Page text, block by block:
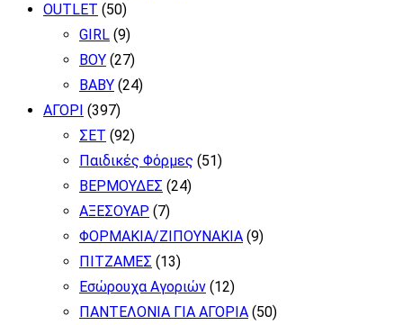
OUTLET (50)
GIRL (9)
BOY (27)
BABY (24)
ΑΓΟΡΙ (397)
ΣΕΤ (92)
Παιδικές Φόρμες (51)
ΒΕΡΜΟΥΔΕΣ (24)
ΑΞΕΣΟΥΑΡ (7)
ΦΟΡΜΑΚΙΑ/ΖΙΠΟΥΝΑΚΙΑ (9)
ΠΙΤΖΑΜΕΣ (13)
Εσώρουχα Αγοριών (12)
ΠΑΝΤΕΛΟΝΙΑ ΓΙΑ ΑΓΟΡΙΑ (50)